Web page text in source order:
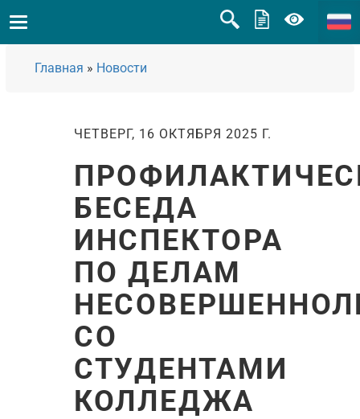
Главная » Новости
ЧЕТВЕРГ, 16 ОКТЯБРЯ 2025 Г.
БЕСЕДА
ИНСПЕКТОРА
ПО ДЕЛАМ
СО
СТУДЕНТАМИ
КОЛЛЕДЖА